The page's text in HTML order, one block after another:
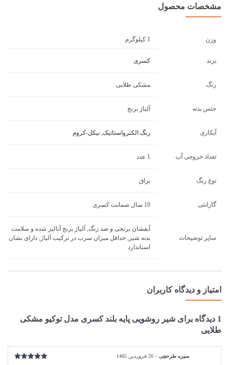
مشخصات محصول
وزن 1 کیلوگرم
برند کسری
رنگ مشکی طلایی
جنس بدنه آلیاژ برنج
آبکاری رنگ الکترواستاتیک, نیکل-کروم
تعداد خروجی آب 1 عدد
نوع رنگ براق
گارانتی 10 سال ضمانت کسری
سایر توضیحات
آبفشان برنجی و ضد زنگ, آلیاژ برنج آنالیز شده و سلامت
بدنه شیر, حداقل میزان سرب در ترکیب آلیاژ, دارای نشان
استاندارد
امتیاز و دیدگاه کاربران
1 دیدگاه برای
شیر روشویی پایه بلند کسری مدل توکیو مشکی
طلایی
منیره طرحچی – 20 فروردین 1405